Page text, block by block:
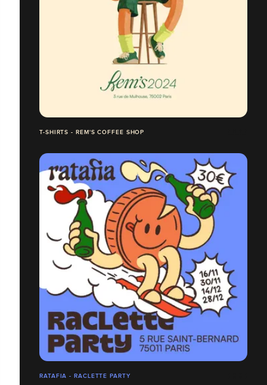
T-SHIRTS - REM'S COFFEE SHOP
RATAFIA - RACLETTE PARTY